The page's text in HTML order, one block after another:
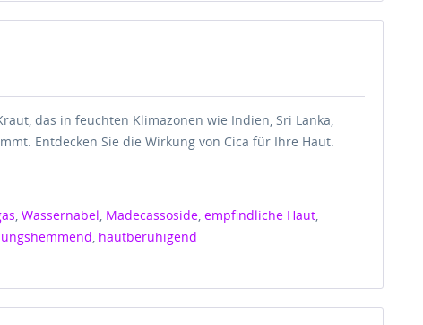
das in feuchten Klimazonen wie Indien, Sri Lanka,
Entdecken Sie die Wirkung von Cica für Ihre Haut.
,Wassernabel, Madecassoside,empfindliche Haut,
, hautberuhigend